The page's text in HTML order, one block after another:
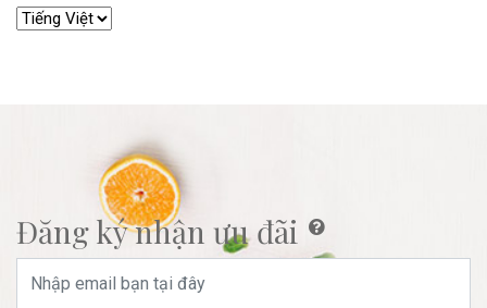
Đăng ký nhận ưu đãi